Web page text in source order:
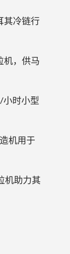
其冷链行
机，供马
时小型
机用于
机助力其